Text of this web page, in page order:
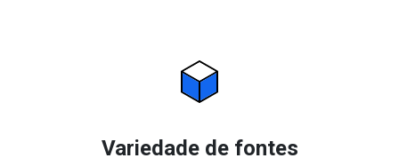
Variedade de fontes